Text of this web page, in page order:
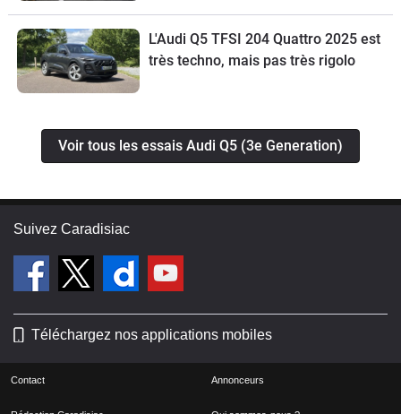
L'Audi Q5 TFSI 204 Quattro 2025 est
très techno, mais pas très rigolo
Voir tous les essais Audi Q5 (3e Generation)
Suivez Caradisiac
Téléchargez nos applications mobiles
Contact Annonceurs